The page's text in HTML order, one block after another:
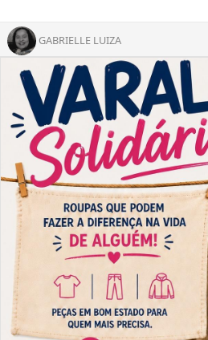
GABRIELLE LUIZA